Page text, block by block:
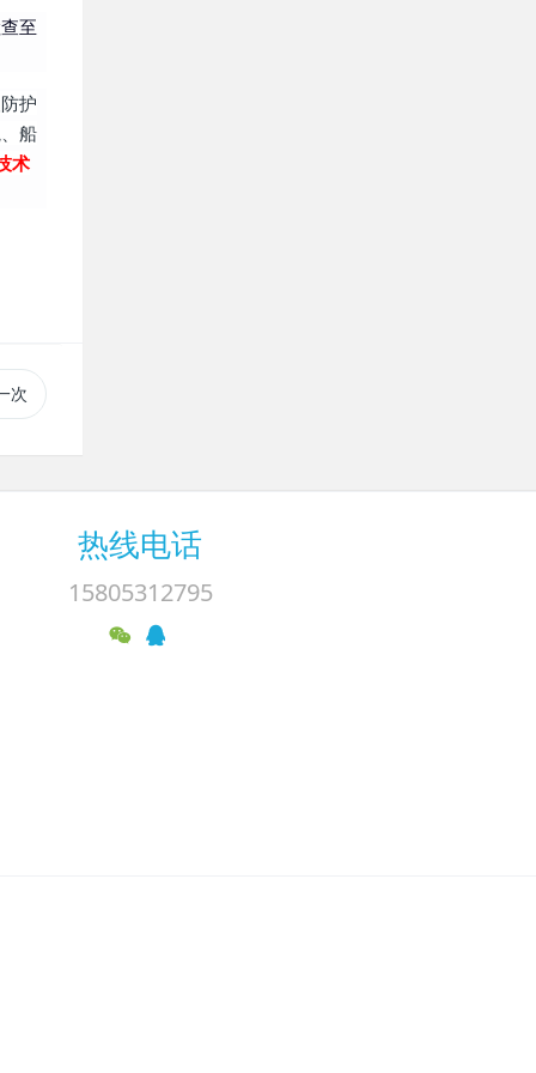
至
护
船
术
次
热线电话
15805312795